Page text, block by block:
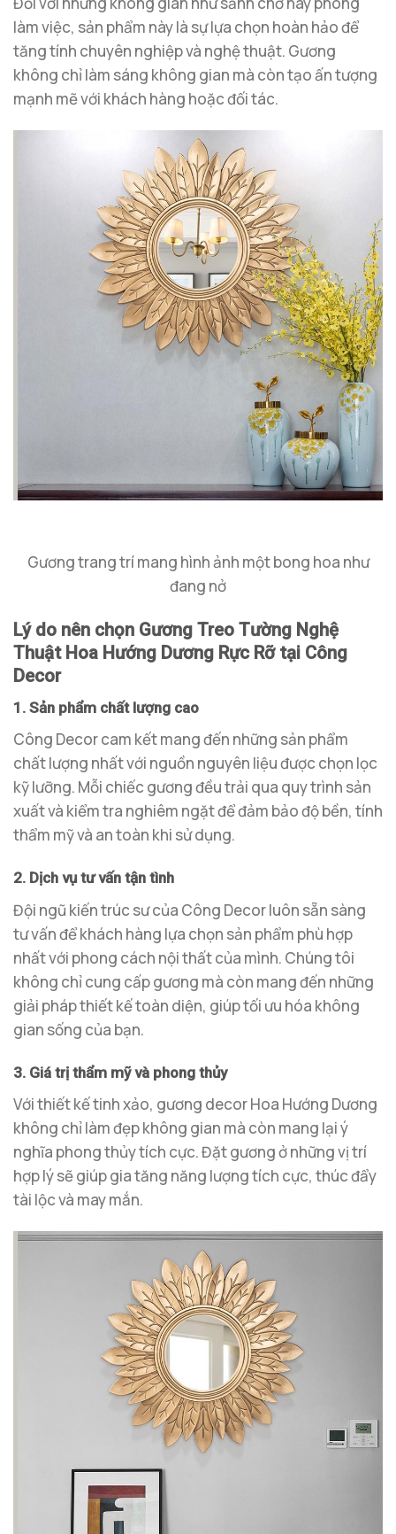
làm việc, sản phẩm này là sự lựa chọn hoàn hảo để
tăng tính chuyên nghiệp và nghệ thuật. Gương
không chỉ làm sáng không gian mà còn tạo ấn tượng
mạnh mẽ với khách hàng hoặc đối tác.
Gương trang trí mang hình ảnh một bong hoa như
đang nở
Lý do nên chọn Gương Treo Tường Nghệ
Thuật Hoa Hướng Dương Rực Rỡ tại Công
Decor
1. Sản phẩm chất lượng cao
Công Decor cam kết mang đến những sản phẩm
chất lượng nhất với nguồn nguyên liệu được chọn lọc
kỹ lưỡng. Mỗi chiếc gương đều trải qua quy trình sản
xuất và kiểm tra nghiêm ngặt để đảm bảo độ bền, tính
thẩm mỹ và an toàn khi sử dụng.
2. Dịch vụ tư vấn tận tình
Đội ngũ kiến trúc sư của Công Decor luôn sẵn sàng
tư vấn để khách hàng lựa chọn sản phẩm phù hợp
nhất với phong cách nội thất của mình. Chúng tôi
không chỉ cung cấp gương mà còn mang đến những
giải pháp thiết kế toàn diện, giúp tối ưu hóa không
gian sống của bạn.
3. Giá trị thẩm mỹ và phong thủy
Với thiết kế tinh xảo, gương decor Hoa Hướng Dương
không chỉ làm đẹp không gian mà còn mang lại ý
nghĩa phong thủy tích cực. Đặt gương ở những vị trí
hợp lý sẽ giúp gia tăng năng lượng tích cực, thúc đẩy
tài lộc và may mắn.